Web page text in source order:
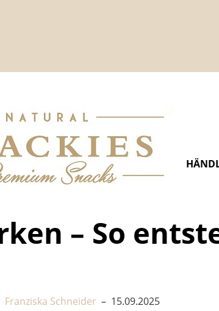
– So
Franziska Schneider – 15.09.2025